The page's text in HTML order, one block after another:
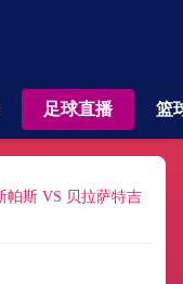
足球直播 篮
帕斯 VS 贝拉萨特吉